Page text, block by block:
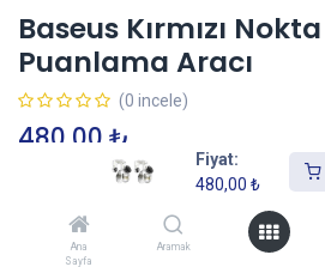
Fiyat:
480,00 ₺
Ana
Sayfa
Aramak
Baseus Kırmızı
Puanlama Aracı
(0 incele)
480,00 ₺
Sepete